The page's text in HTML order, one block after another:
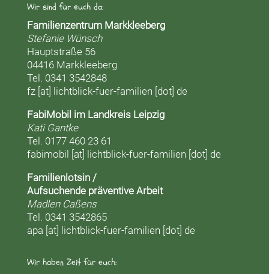
Wir sind für euch da:
Familienzentrum Markkleeberg
Stefanie Wünsch
Hauptstraße 56
04416 Markkleeberg
Tel. 0341 3542848
fz [at] lichtblick-fuer-familien [dot] de
FabiMobil im Landkreis Leipzig
Kati Gantke
Tel. 0177 460 23 61
fabimobil [at] lichtblick-fuer-familien [dot] de
Familienlotsin /
Aufsuchende präventive Arbeit
Madlen Caßens
Tel. 0341 3542865
apa [at] lichtblick-fuer-familien [dot] de
Wir haben Zeit für euch: